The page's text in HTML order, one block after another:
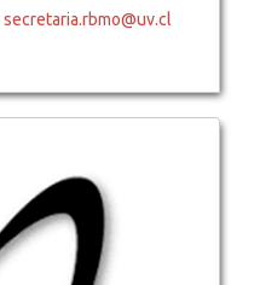
secretaria.rbmo@uv.cl